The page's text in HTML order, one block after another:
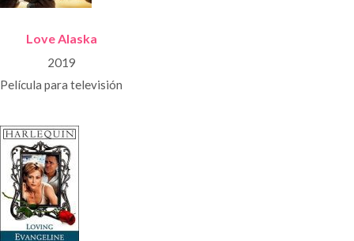
Love Alaska
2019
Película para televisión